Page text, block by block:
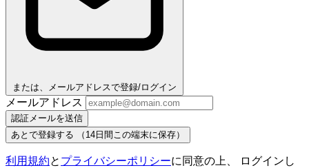
または、メールアドレスで登録/ログイン
メールアドレス
認証メールを送信
あとで登録する
（14日間この端末に保存）
利用規約と プライバシーポリシーに同意の上、 ログインし